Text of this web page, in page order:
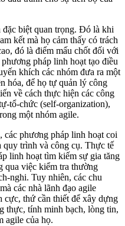
biệt quan trọng. Đó là khi
kết mà họ cảm thấy có trách
đó là điểm mấu chốt đối với
pháp linh hoạt tạo điều
khích các nhóm đưa ra một
hóa, để họ tự quản lý công
về cách thực hiện các công
tổ-chức (self-organization),
một nhóm agile.
các phương pháp linh hoạt coi
quy trình và công cụ. Thực tế
linh hoạt tìm kiếm sự gia tăng
qua việc kiểm tra thường
nghi. Tuy nhiên, các chu
các nhà lãnh đạo agile
cực, thứ cần thiết để xây dựng
thực, tính minh bạch, lòng tin,
agile của họ.